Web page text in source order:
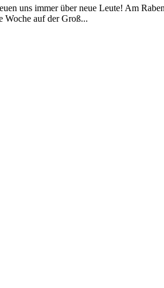
uns immer über neue Leute! Am
Woche auf der Groß...